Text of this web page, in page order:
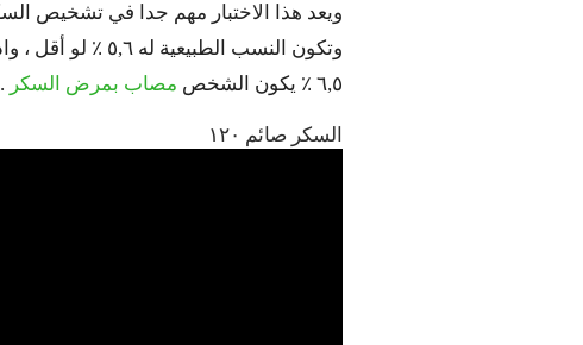
ويعد هذا الاختبار مهم جدا في تشخيص
٦,٥ ٪ يكون الشخص
مصاب بمرض السكر .
السكر صائم ١٢٠